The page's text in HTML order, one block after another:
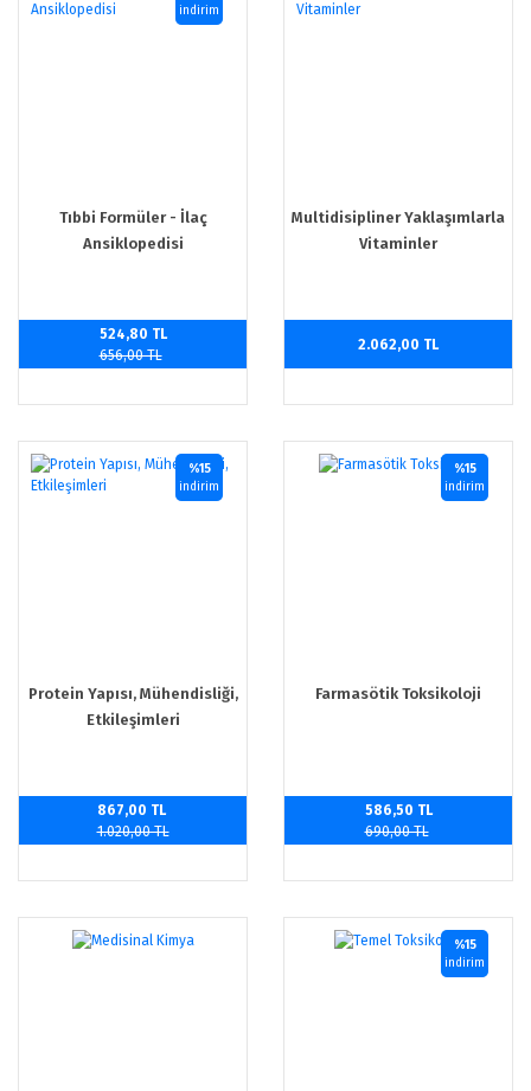
Tıbbi Formüler - İlaç
Ansiklopedisi
indirim
524,80 TL
656,00 TL
Multidisipliner Yaklaşımlarla
Vitaminler
2.062,00 TL
Protein Yapısı, Mühendisliği,
Etkileşimleri
%15
indirim
867,00 TL
1.020,00 TL
Farmasötik Toksikoloji
%15
indirim
586,50 TL
690,00 TL
%15
indirim